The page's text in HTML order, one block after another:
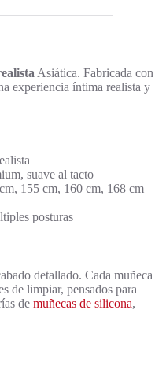
Asiática. Fabricada con
experiencia íntima realista y
suave al tacto
155 cm, 160 cm, 168 cm
posturas
detallado. Cada muñeca
de limpiar, pensados para
de muñecas de silicona,